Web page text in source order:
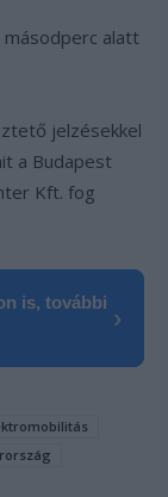
alatt
jelzésekkel
a Budapest
Kft. fog
is, további
›